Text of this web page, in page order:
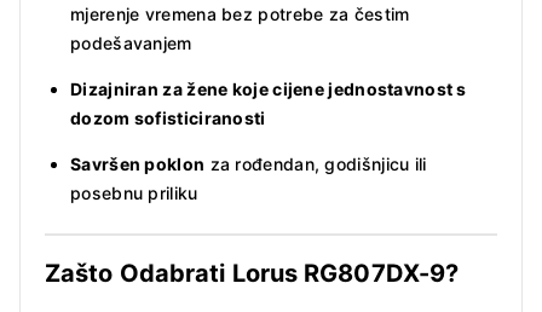
mjerenje vremena bez potrebe za čestim
podešavanjem
Dizajniran za žene koje cijene jednostavnost s
dozom sofisticiranosti
Savršen poklon za rođendan, godišnjicu ili
posebnu priliku
Zašto Odabrati Lorus RG807DX-9?